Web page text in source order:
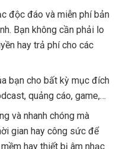
độc đáo và miễn phí bản
Bạn không cần phải lo
hay trả phí cho các
bạn cho bất kỳ mục đích
quảng cáo, game,…
và nhanh chóng mà
gian hay công sức để
hay thiết bị âm nhạc